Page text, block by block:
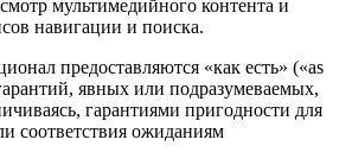
мультимедийного контента и
навигации и поиска.
предоставляются «как есть» («as
явных или подразумеваемых,
гарантиями пригодности для
соответствия ожиданиям